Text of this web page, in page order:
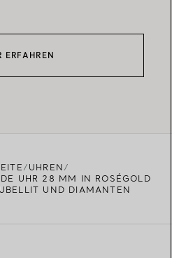
ERFAHREN
UHREN
UHR 28 MM IN ROSÉGOLD
UND DIAMANTEN